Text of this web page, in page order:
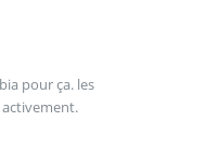
pour ça. les
activement.